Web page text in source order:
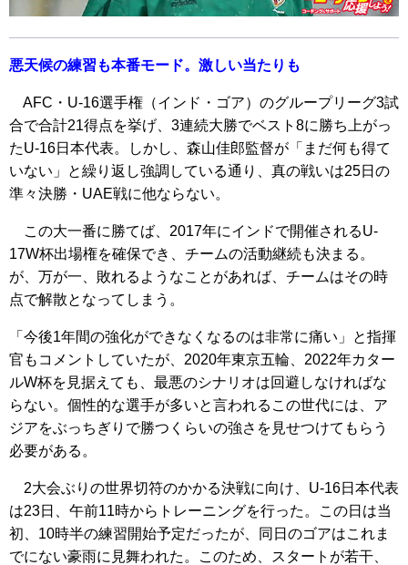
悪天候の練習も本番モード。激しい当たりも
AFC・U-16選手権（インド・ゴア）のグループリーグ3試
合で合計21得点を挙げ、3連続大勝でベスト8に勝ち上がっ
たU-16日本代表。しかし、森山佳郎監督が「まだ何も得て
いない」と繰り返し強調している通り、真の戦いは25日の
準々決勝・UAE戦に他ならない。
この大一番に勝てば、2017年にインドで開催されるU-
17W杯出場権を確保でき、チームの活動継続も決まる。
が、万が一、敗れるようなことがあれば、チームはその時
点で解散となってしまう。
「今後1年間の強化ができなくなるのは非常に痛い」と指揮
官もコメントしていたが、2020年東京五輪、2022年カター
ルW杯を見据えても、最悪のシナリオは回避しなければな
らない。個性的な選手が多いと言われるこの世代には、ア
ジアをぶっちぎりで勝つくらいの強さを見せつけてもらう
必要がある。
2大会ぶりの世界切符のかかる決戦に向け、U-16日本代表
は23日、午前11時からトレーニングを行った。この日は当
初、10時半の練習開始予定だったが、同日のゴアはこれま
でにない豪雨に見舞われた。このため、スタートが若干、